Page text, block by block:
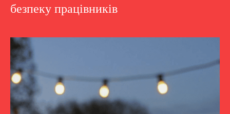
безпеку працівників